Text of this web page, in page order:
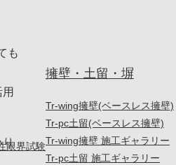
限界試験
擁壁・土留・塀
Tr-wing擁壁(ベースレス擁壁)
Tr-pc土留(ベースレス擁壁)
Tr-wing擁壁 施工ギャラリー
Tr-pc土留 施工ギャラリー
も
り